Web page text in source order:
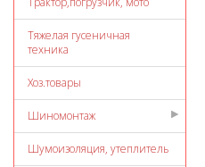
Тяжелая гусеничная
техника
Хоз.товары
Шиномонтаж
Шумоизоляция, утеплитель